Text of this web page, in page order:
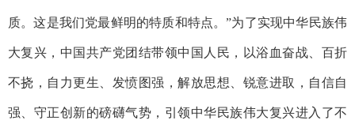
质。这是我们党最鲜明的特质和特点。”为了实现中华民族伟
大复兴，中国共产党团结带领中国人民，以浴血奋战、百折
不挠，自力更生、发愤图强，解放思想、锐意进取，自信自
强、守正创新的磅礴气势，引领中华民族伟大复兴进入了不